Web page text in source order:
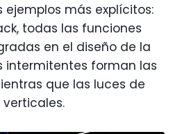
ejemplos más explícitos:
todas las funciones
en el diseño de la
intermitentes forman las
que las luces de